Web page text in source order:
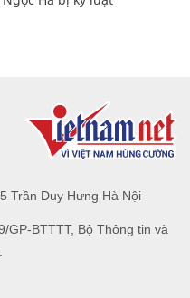
Trần Duy Hưng Hà Nội
GP-BTTTT, Bộ Thông tin và